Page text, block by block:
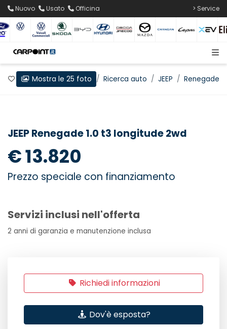
Nuovo Usato Officina > Service
Preferiti Home Ricerca auto JEEP Renegade
Mostra le 25 foto
JEEP Renegade 1.0 t3 longitude 2wd
€ 13.820
Prezzo speciale con finanziamento
Servizi inclusi nell'offerta
2 anni di garanzia e manutenzione inclusa
Richiedi informazioni
Dov'è esposta?